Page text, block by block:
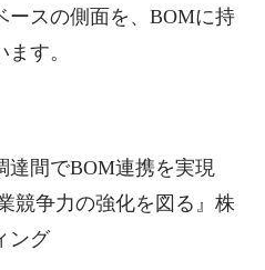
ースの側面を、BOMに持
す。
達間でBOM連携を実現
競争力の強化を図る』株
ング